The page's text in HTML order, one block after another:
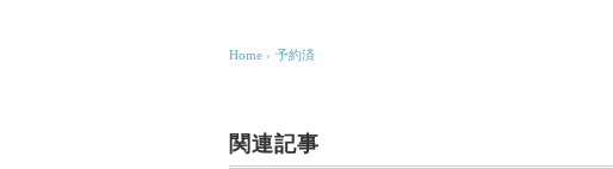
Home › 予約済
関連記事